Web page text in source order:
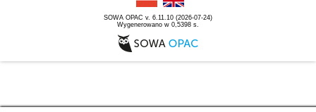
SOWA OPAC v. 6.11.10 (2026-07-24)
Wygenerowano w 0,5398 s.